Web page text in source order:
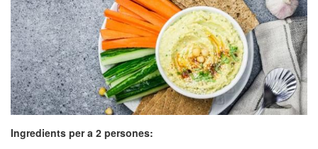
Ingredients per a 2 persones: